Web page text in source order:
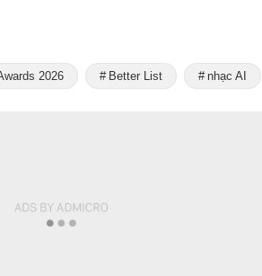
2026 Better List nhạc AI